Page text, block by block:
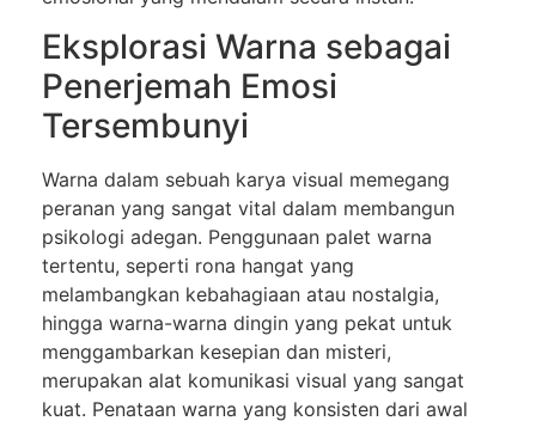
Eksplorasi Warna sebagai
Penerjemah Emosi
Tersembunyi
Warna dalam sebuah karya visual memegang
peranan yang sangat vital dalam membangun
psikologi adegan. Penggunaan palet warna
tertentu, seperti rona hangat yang
melambangkan kebahagiaan atau nostalgia,
hingga warna-warna dingin yang pekat untuk
menggambarkan kesepian dan misteri,
merupakan alat komunikasi visual yang sangat
kuat. Penataan warna yang konsisten dari awal